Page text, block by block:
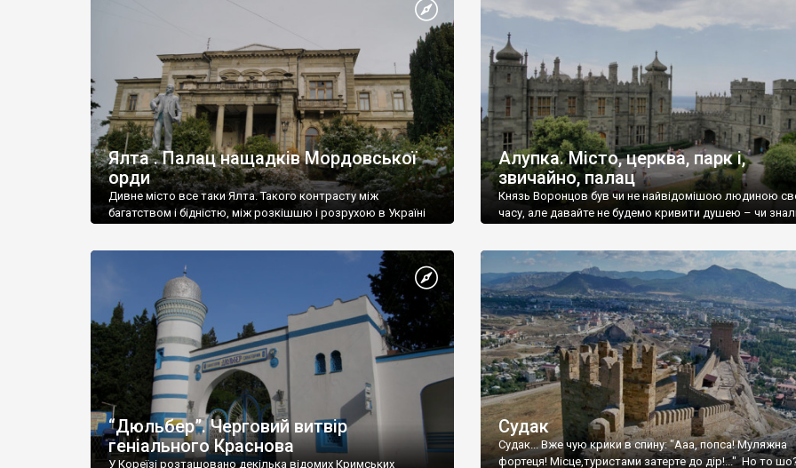
Ялта . Палац нащадків Мордовської
орди
Дивне місто все таки Ялта. Такого контрасту між
багатством і бідністю, між розкішшю і розрухою в Україні
Алупка. Місто, церква, парк і,
звичайно, палац
Князь Воронцов був чи не найвідомішою людиною
часу, але давайте не будемо кривити душею – чи
“Дюльбер”. Черговий витвір
геніального Краснова
У Кореїзі розташовано декілька відомих Кримських
Судак
Судак... Вже чую крики в спину: "Ааа, попса! Муляжна
фортеця! Місце,туристами затерте до дір!..." Но то